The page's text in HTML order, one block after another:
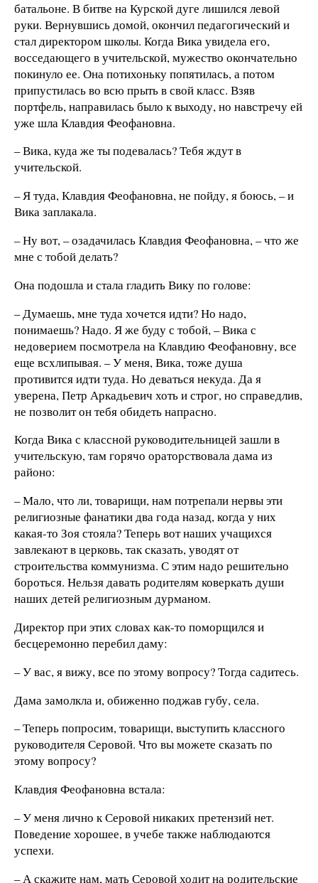
батальоне. В битве на Курской дуге лишился левой
руки. Вернувшись домой, окончил педагогический и
стал директором школы. Когда Вика увидела его,
восседающего в учительской, мужество окончательно
покинуло ее. Она потихоньку попятилась, а потом
припустилась во всю прыть в свой класс. Взяв
портфель, направилась было к выходу, но навстречу ей
уже шла Клавдия Феофановна.
– Вика, куда же ты подевалась? Тебя ждут в
учительской.
– Я туда, Клавдия Феофановна, не пойду, я боюсь, – и
Вика заплакала.
– Ну вот, – озадачилась Клавдия Феофановна, – что же
мне с тобой делать?
Она подошла и стала гладить Вику по голове:
– Думаешь, мне туда хочется идти? Но надо,
понимаешь? Надо. Я же буду с тобой, – Вика с
недоверием посмотрела на Клавдию Феофановну, все
еще всхлипывая. – У меня, Вика, тоже душа
противится идти туда. Но деваться некуда. Да я
уверена, Петр Аркадьевич хоть и строг, но справедлив,
не позволит он тебя обидеть напрасно.
Когда Вика с классной руководительницей зашли в
учительскую, там горячо ораторствовала дама из
районо:
– Мало, что ли, товарищи, нам потрепали нервы эти
религиозные фанатики два года назад, когда у них
какая-то Зоя стояла? Теперь вот наших учащихся
завлекают в церковь, так сказать, уводят от
строительства коммунизма. С этим надо решительно
бороться. Нельзя давать родителям коверкать души
наших детей религиозным дурманом.
Директор при этих словах как-то поморщился и
бесцеремонно перебил даму:
– У вас, я вижу, все по этому вопросу? Тогда садитесь.
Дама замолкла и, обиженно поджав губу, села.
– Теперь попросим, товарищи, выступить классного
руководителя Серовой. Что вы можете сказать по
этому вопросу?
Клавдия Феофановна встала:
– У меня лично к Серовой никаких претензий нет.
Поведение хорошее, в учебе также наблюдаются
успехи.
– А скажите нам, мать Серовой ходит на родительские